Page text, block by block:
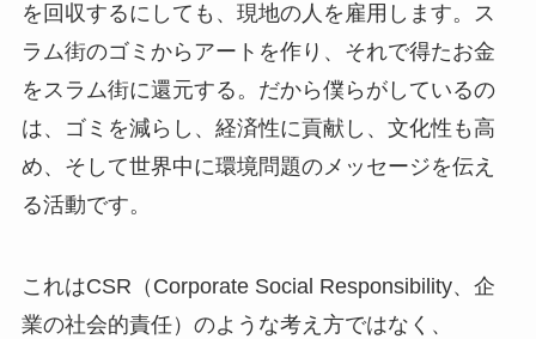
を回収するにしても、現地の人を雇用します。ス
ラム街のゴミからアートを作り、それで得たお金
をスラム街に還元する。だから僕らがしているの
は、ゴミを減らし、経済性に貢献し、文化性も高
め、そして世界中に環境問題のメッセージを伝え
る活動です。
これはCSR（Corporate Social Responsibility、企
業の社会的責任）のような考え方ではなく、